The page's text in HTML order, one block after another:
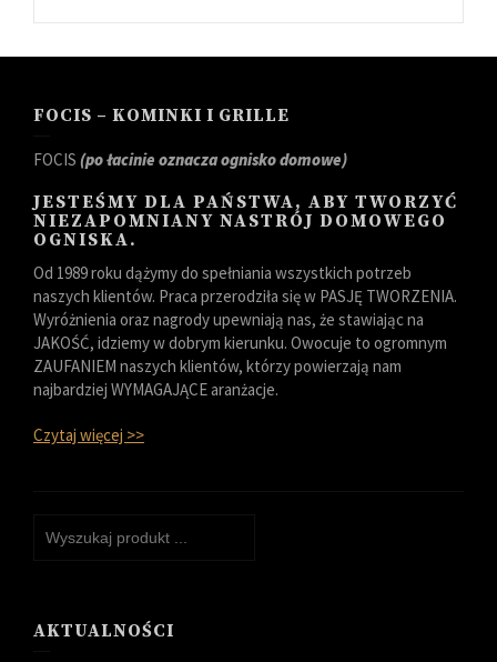
FOCIS – KOMINKI I GRILLE
FOCIS (po łacinie oznacza ognisko domowe)
JESTEŚMY DLA PAŃSTWA, ABY TWORZYĆ
NIEZAPOMNIANY NASTRÓJ DOMOWEGO
OGNISKA.
Od 1989 roku dążymy do spełniania wszystkich potrzeb
naszych klientów. Praca przerodziła się w PASJĘ TWORZENIA.
Wyróżnienia oraz nagrody upewniają nas, że stawiając na
JAKOŚĆ, idziemy w dobrym kierunku. Owocuje to ogromnym
ZAUFANIEM naszych klientów, którzy powierzają nam
najbardziej WYMAGAJĄCE aranżacje.
Czytaj więcej >>
AKTUALNOŚCI